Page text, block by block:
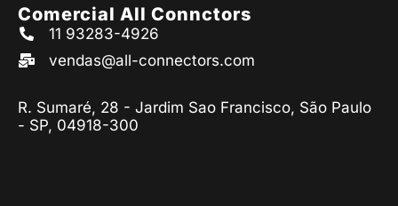
Comercial All Connctors
11 93283-4926
vendas@all-connectors.com
R. Sumaré, 28 - Jardim Sao Francisco, São Paulo
- SP, 04918-300